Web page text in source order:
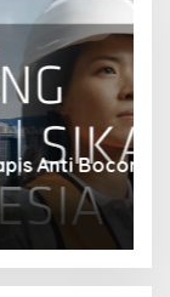
Kolam Air